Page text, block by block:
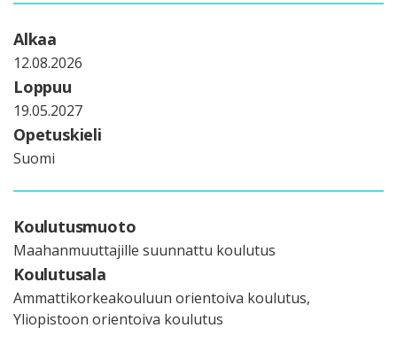
Alkaa
12.08.2026
Loppuu
19.05.2027
Opetuskieli
Suomi
Koulutusmuoto
Maahanmuuttajille suunnattu koulutus
Koulutusala
Ammattikorkeakouluun orientoiva koulutus,
Yliopistoon orientoiva koulutus